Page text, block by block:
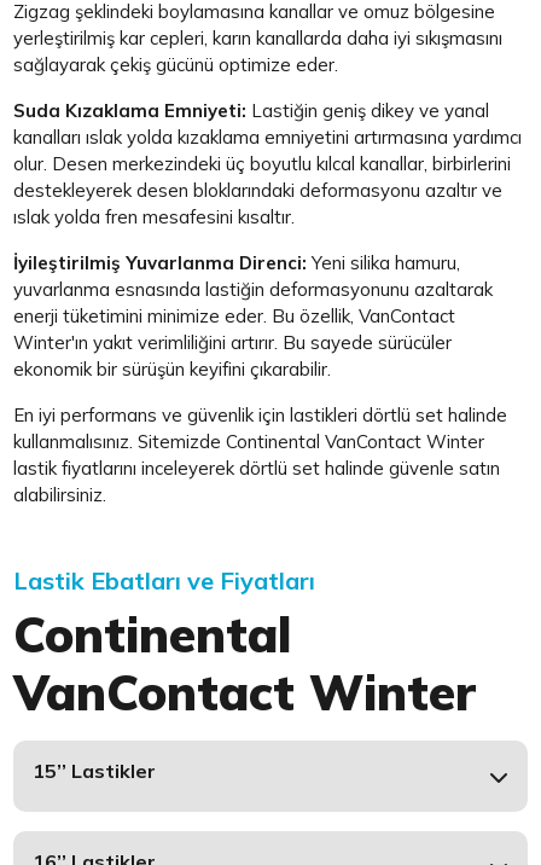
Zigzag şeklindeki boylamasına kanallar ve omuz bölgesine
yerleştirilmiş kar cepleri, karın kanallarda daha iyi sıkışmasını
sağlayarak çekiş gücünü optimize eder.
Suda Kızaklama Emniyeti: Lastiğin geniş dikey ve yanal
kanalları ıslak yolda kızaklama emniyetini artırmasına yardımcı
olur. Desen merkezindeki üç boyutlu kılcal kanallar, birbirlerini
destekleyerek desen bloklarındaki deformasyonu azaltır ve
ıslak yolda fren mesafesini kısaltır.
İyileştirilmiş Yuvarlanma Direnci:Yeni silika hamuru,
yuvarlanma esnasında lastiğin deformasyonunu azaltarak
enerji tüketimini minimize eder. Bu özellik, VanContact
Winter'ın yakıt verimliliğini artırır. Bu sayede sürücüler
ekonomik bir sürüşün keyifini çıkarabilir.
En iyi performans ve güvenlik için lastikleri dörtlü set halinde
kullanmalısınız. Sitemizde Continental VanContact Winter
lastik fiyatlarını inceleyerek dörtlü set halinde güvenle satın
alabilirsiniz.
Lastik Ebatları ve Fiyatları
Continental
VanContact Winter
15’’ Lastikler